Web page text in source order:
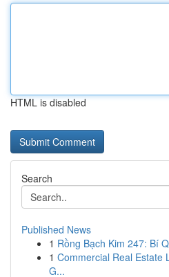
HTML is disabled
Search
Published News
1 Rồng Bạch Kim 247: Bí
1 Commercial Real Estate
G...